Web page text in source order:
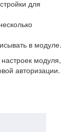
для
в модуле.
модуля,
авторизации.